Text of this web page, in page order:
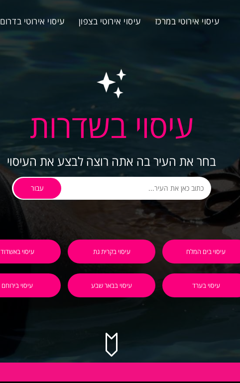
עיסוי אירוטי במרכז עיסוי אירוטי בצפון עיסוי אירוטי בדרום
עיסוי בשדרות
בחר את העיר בה אתה רוצה לבצע את העיסוי
עבור
עיסוי בים המלח עיסוי בקרית גת עיסוי באשדוד
עיסוי בערד עיסוי בבאר שבע עיסוי בירוחם